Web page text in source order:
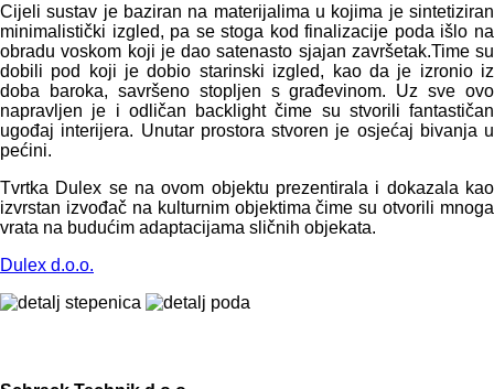
Cijeli sustav je baziran na materijalima u kojima je sintetiziran
minimalistički izgled, pa se stoga kod finalizacije poda išlo na
obradu voskom koji je dao satenasto sjajan završetak.Time su
dobili pod koji je dobio starinski izgled, kao da je izronio iz
doba baroka, savršeno stopljen s građevinom. Uz sve ovo
napravljen je i odličan backlight čime su stvorili fantastičan
ugođaj interijera. Unutar prostora stvoren je osjećaj bivanja u
pećini.
Tvrtka Dulex se na ovom objektu prezentirala i dokazala kao
izvrstan izvođač na kulturnim objektima čime su otvorili mnoga
vrata na budućim adaptacijama sličnih objekata.
Dulex d.o.o.